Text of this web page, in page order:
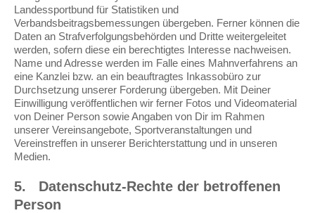
Landessportbund für Statistiken und
Verbandsbeitragsbemessungen übergeben. Ferner können die
Daten an Strafverfolgungsbehörden und Dritte weitergeleitet
werden, sofern diese ein berechtigtes Interesse nachweisen.
Name und Adresse werden im Falle eines Mahnverfahrens an
eine Kanzlei bzw. an ein beauftragtes Inkassobüro zur
Durchsetzung unserer Forderung übergeben. Mit Deiner
Einwilligung veröffentlichen wir ferner Fotos und Videomaterial
von Deiner Person sowie Angaben von Dir im Rahmen
unserer Vereinsangebote, Sportveranstaltungen und
Vereinstreffen in unserer Berichterstattung und in unseren
Medien.
5. Datenschutz-Rechte der betroffenen
Person